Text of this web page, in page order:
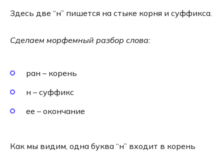
Здесь две “н” пишется на стыке корня и суффикса.
Сделаем морфемный разбор слова:
ран – корень
н – суффикс
ее – окончание
Как мы видим, одна буква “н” входит в корень